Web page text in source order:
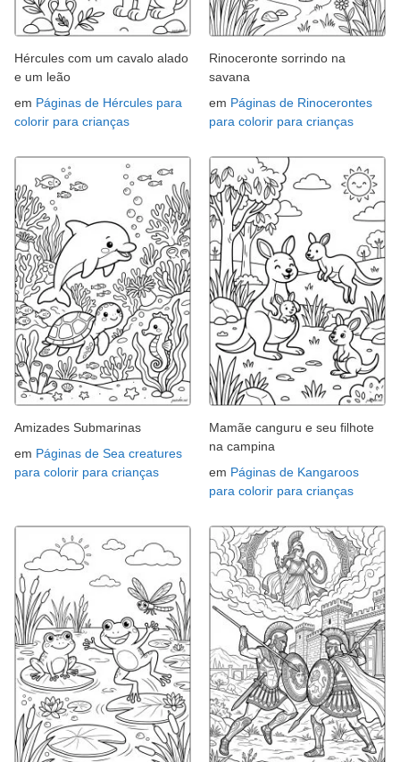
Hércules com um cavalo alado
e um leão
em Páginas de Hércules para
colorir para crianças
Rinoceronte sorrindo na
savana
em Páginas de Rinocerontes
para colorir para crianças
Amizades Submarinas
em Páginas de Sea creatures
para colorir para crianças
Mamãe canguru e seu filhote
na campina
em Páginas de Kangaroos
para colorir para crianças